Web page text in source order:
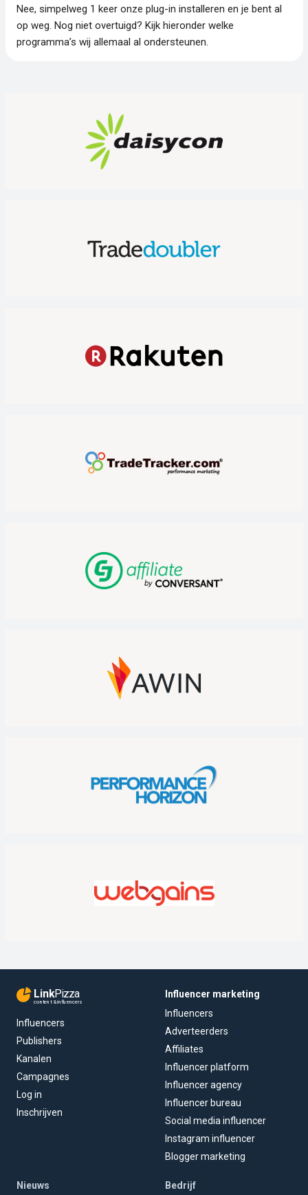
Nee, simpelweg 1 keer onze plug-in installeren en je bent al
op weg. Nog niet overtuigd? Kijk hieronder welke
programma’s wij allemaal al ondersteunen.
LinkPizza
content & influencers
Influencers
Publishers
Kanalen
Campagnes
Log in
Inschrijven
Influencer marketing
Influencers
Adverteerders
Affiliates
Influencer platform
Influencer agency
Influencer bureau
Social media influencer
Instagram influencer
Blogger marketing
Nieuws Bedrijf